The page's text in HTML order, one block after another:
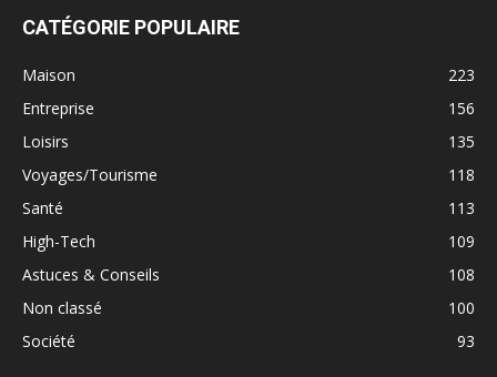
CATÉGORIE POPULAIRE
Maison
223
Entreprise
156
Loisirs
135
Voyages/Tourisme
118
Santé
113
High-Tech
109
Astuces & Conseils
108
Non classé
100
Société
93